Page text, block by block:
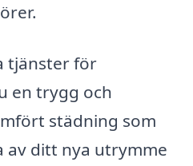
tjänster för
en trygg och
städning som
av ditt nya utrymme